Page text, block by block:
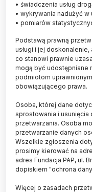
Populacja
w funkcjonowaniu
żywności, jest
świecie, w tym w
monokulturę
zmiany klimatu -
• świadczenia usług
• wykrywania nadużyć w
• pomiarów
Podstawą prawną
usługi i jej
co stanowi prawnie
mogą być udostępniane
podmiotom
obowiązującego prawa.
Osoba, której dane
sprostowania i usunięcia
przetwarzania. Osoba
przetwarzanie danych
Wszelkie zgłoszenia
prosimy kierować na
adres Fundacja PAP, ul.
dopiskiem "ochrona
Więcej o zasadach